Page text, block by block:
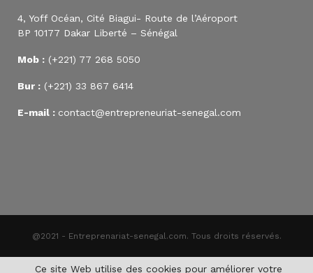
4, Yoff Océan, Cité Biagui- Route de l’Aéroport
BP 10177 Dakar Liberté – Sénégal
Mob : (+221) 77 268 5050
Bur : (+221) 33 867 6414
E-mail : contact@entrepreneuriat-senegal.com
@2021 - Entreprenariat-senegal.com. Tous droits réservés.
Ce site Web utilise des cookies pour améliorer votre